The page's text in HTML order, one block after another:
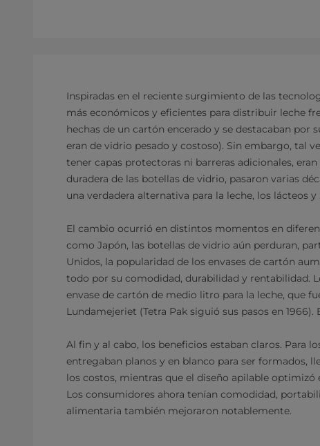
Inspiradas en el reciente surgimiento de las
más económicos y eficientes para distribuir leche
hechas de un cartón encerado y se destacaban
eran de vidrio pesado y costoso). Sin embargo, tal
tener capas protectoras ni barreras adicionales,
duradera de las botellas de vidrio, pasaron varias
una verdadera alternativa para la leche, los lácteos
El cambio ocurrió en distintos momentos en
como Japón, las botellas de vidrio aún perduran,
Unidos, la popularidad de los envases de cartón
todo por su comodidad, durabilidad y rentabilidad.
envase de cartón de medio litro para la leche, que
Lundamejeriet (Tetra Pak siguió sus pasos en
Al fin y al cabo, los beneficios estaban claros. Para
entregaban planos y en blanco para ser formados,
los costos, mientras que el diseño apilable
Los consumidores ahora tenían comodidad,
alimentaria también mejoraron notablemente.